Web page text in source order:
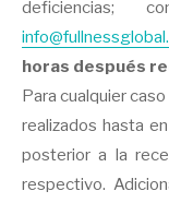
deficiencias;
horas después
Para cualquier
realizados hasta
posterior a la
respectivo.